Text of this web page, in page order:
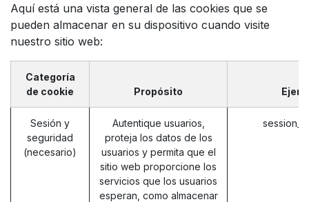
Aquí está una vista general de las cookies que se
pueden almacenar en su dispositivo cuando visite
nuestro sitio web:
Categoría
de cookie
Propósito
Sesión y
seguridad
(necesario)
Autentique usuarios,
proteja los datos de los
usuarios y permita que el
sitio web proporcione los
servicios que los usuarios
esperan, como almacenar